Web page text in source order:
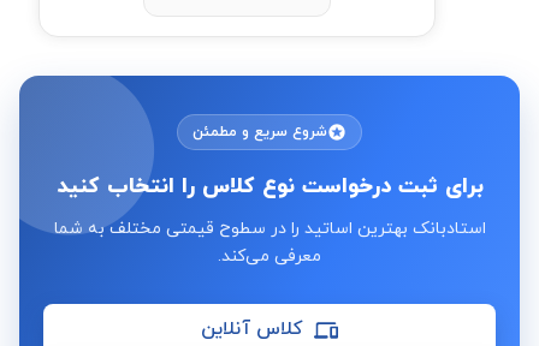
شروع سریع و مطمئن
برای ثبت درخواست نوع کلاس را انتخاب کنید
استادبانک بهترین اساتید را در سطوح قیمتی مختلف به شما
معرفی می‌کند.
کلاس آنلاین